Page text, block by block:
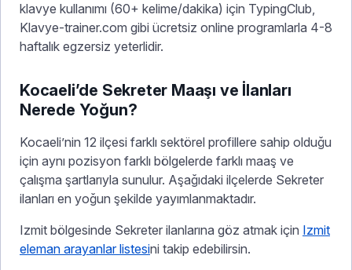
klavye kullanımı (60+ kelime/dakika) için TypingClub,
Klavye-trainer.com gibi ücretsiz online programlarla 4-8
haftalık egzersiz yeterlidir.
Kocaeli’de Sekreter Maaşı ve İlanları
Nerede Yoğun?
Kocaeli’nin 12 ilçesi farklı sektörel profillere sahip olduğu
için aynı pozisyon farklı bölgelerde farklı maaş ve
çalışma şartlarıyla sunulur. Aşağıdaki ilçelerde Sekreter
ilanları en yoğun şekilde yayımlanmaktadır.
Izmit bölgesinde Sekreter ilanlarına göz atmak için Izmit
eleman arayanlar listesini takip edebilirsin.